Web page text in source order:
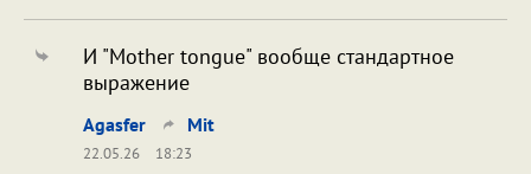
И "Mother tongue" вообще стандартное
выражение
Agasfer Mit
22.05.26
18:23